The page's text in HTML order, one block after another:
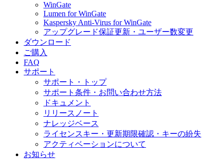
WinGate
Lumen for WinGate
Kaspersky Anti-Virus for WinGate
アップグレード保証更新・ユーザー数変更
ダウンロード
ご購入
FAQ
サポート
サポート・トップ
サポート条件・お問い合わせ方法
ドキュメント
リリースノート
ナレッジベース
ライセンスキー・更新期限確認・キーの紛失
アクティベーションについて
お知らせ